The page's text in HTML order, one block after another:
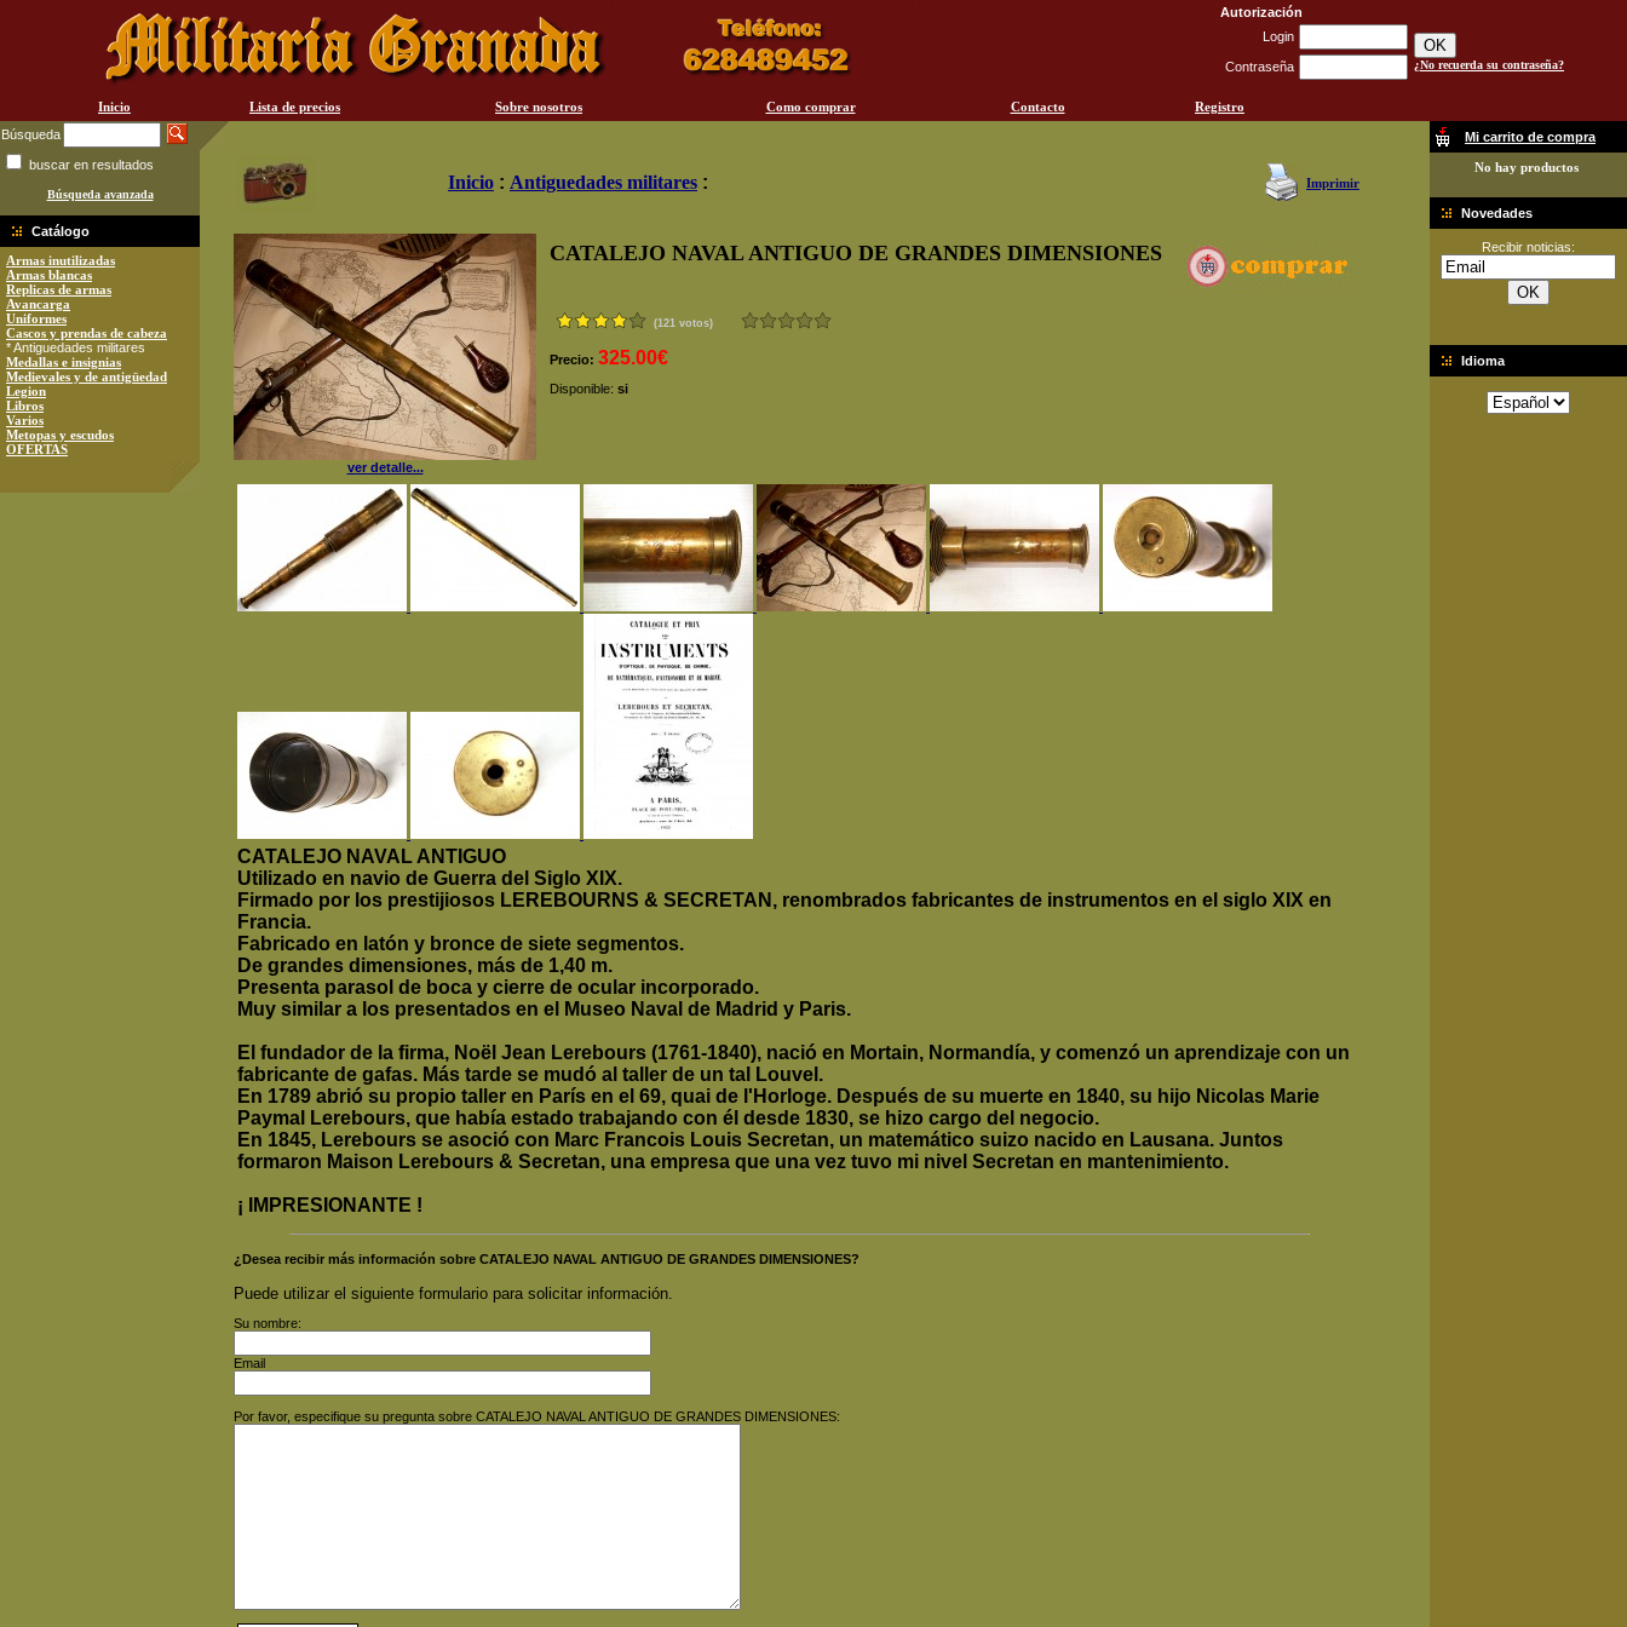
Autorización
Login
Contraseña ¿No recuerda su contraseña?
Inicio Lista de precios Sobre nosotros Como comprar Contacto
Registro
Búsqueda
buscar en resultados
Búsqueda avanzada
Catálogo
Armas inutilizadas
Armas blancas
Replicas de armas
Avancarga
Uniformes
Cascos y prendas de cabeza
* Antiguedades militares
Medallas e insignias
Medievales y de antigüedad
Legion
Libros
Varios
Metopas y escudos
OFERTAS
Inicio : Antiguedades militares : Imprimir
ver detalle...
CATALEJO NAVAL ANTIGUO DE GRANDES DIMENSIONES
(121 votos)
Precio: 325.00€
Disponible: si
CATALEJO NAVAL ANTIGUO
Utilizado en navio de Guerra del Siglo XIX.
Firmado por los prestijiosos LEREBOURNS & SECRETAN, renombrados fabricantes de instrumentos en el siglo XIX en
Francia.
Fabricado en latón y bronce de siete segmentos.
De grandes dimensiones, más de 1,40 m.
Presenta parasol de boca y cierre de ocular incorporado.
Muy similar a los presentados en el Museo Naval de Madrid y Paris.
El fundador de la firma, Noël Jean Lerebours (1761-1840), nació en Mortain, Normandía, y comenzó un aprendizaje con un
fabricante de gafas. Más tarde se mudó al taller de un tal Louvel.
En 1789 abrió su propio taller en París en el 69, quai de l'Horloge. Después de su muerte en 1840, su hijo Nicolas Marie
Paymal Lerebours, que había estado trabajando con él desde 1830, se hizo cargo del negocio.
En 1845, Lerebours se asoció con Marc Francois Louis Secretan, un matemático suizo nacido en Lausana. Juntos
formaron Maison Lerebours & Secretan, una empresa que una vez tuvo mi nivel Secretan en mantenimiento.
¡ IMPRESIONANTE !
¿Desea recibir más información sobre CATALEJO NAVAL ANTIGUO DE GRANDES DIMENSIONES?
Puede utilizar el siguiente formulario para solicitar información.
Su nombre:
Email
Por favor, especifique su pregunta sobre CATALEJO NAVAL ANTIGUO DE GRANDES DIMENSIONES:
Mi carrito de compra
No hay productos
Novedades
Recibir noticias:
Idioma